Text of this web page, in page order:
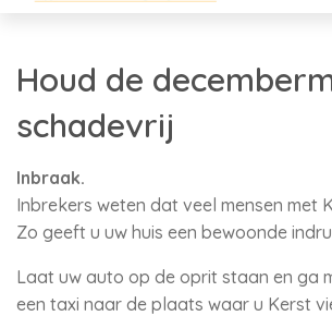
Houd de
schadevrij
Inbraak.
Inbrekers weten dat veel mensen met
Zo geeft u uw huis een bewoonde
Laat uw auto op de oprit staan en ga
een taxi naar de plaats waar u Kerst